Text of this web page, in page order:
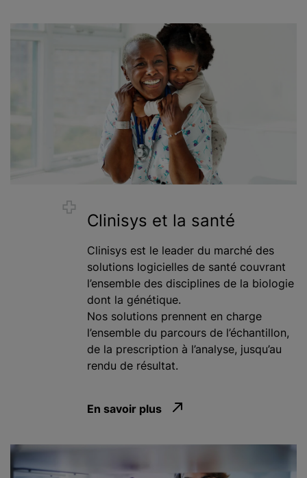
Clinisys et la santé
Clinisys est le leader du marché des
solutions logicielles de santé couvrant
l’ensemble des disciplines de la biologie
dont la génétique.
Nos solutions prennent en charge
l’ensemble du parcours de l’échantillon,
de la prescription à l’analyse, jusqu’au
rendu de résultat.
En savoir plus